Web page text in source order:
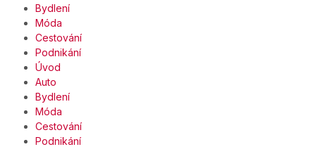
Bydlení
Móda
Cestování
Podnikání
Úvod
Auto
Bydlení
Móda
Cestování
Podnikání